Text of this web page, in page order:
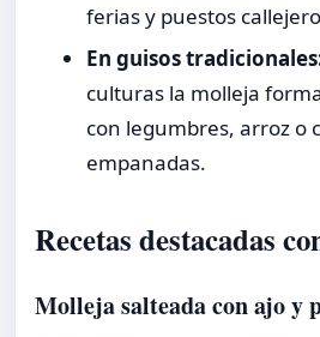
ferias y puestos
En guisos
culturas la molleja
con legumbres, arroz o
empanadas.
Recetas destacadas
Molleja salteada con ajo y